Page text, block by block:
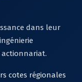
dans leur
cotes régionales